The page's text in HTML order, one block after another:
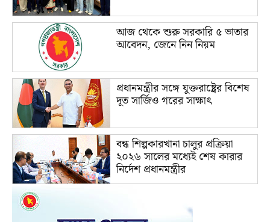
আজ থেকে শুরু সরকারি ৫ ভাতার
আবেদন, জেনে নিন নিয়ম
প্রধানমন্ত্রীর সঙ্গে যুক্তরাষ্ট্রের বিশেষ
দূত সার্জিও গরের সাক্ষাৎ
বন্ধ শিল্পকারখানা চালুর প্রক্রিয়া
২০২৬ সালের মধ্যেই শেষ কারার
নির্দেশ প্রধানমন্ত্রীর